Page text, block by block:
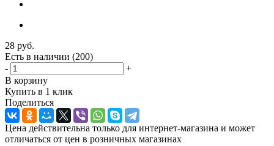
28 руб.
Есть в наличии (200)
-
+
В корзину
Купить в 1 клик
Поделиться
Цена действительна только для интернет-магазина и может
отличаться от цен в розничных магазинах